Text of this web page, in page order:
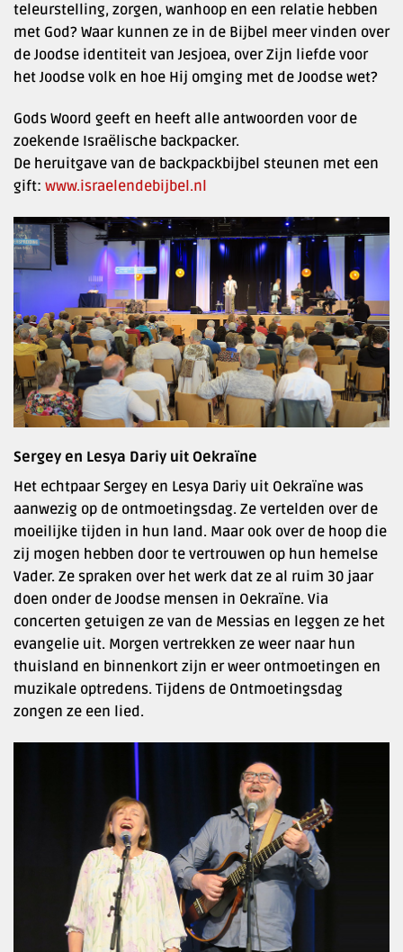
teleurstelling, zorgen, wanhoop en een relatie hebben
met God? Waar kunnen ze in de Bijbel meer vinden over
de Joodse identiteit van Jesjoea, over Zijn liefde voor
het Joodse volk en hoe Hij omging met de Joodse wet?
Gods Woord geeft en heeft alle antwoorden voor de
zoekende Israëlische backpacker.
De heruitgave van de backpackbijbel steunen met een
gift: www.israelendebijbel.nl
Sergey en Lesya Dariy uit Oekraïne
Het echtpaar Sergey en Lesya Dariy uit Oekraïne was
aanwezig op de ontmoetingsdag. Ze vertelden over de
moeilijke tijden in hun land. Maar ook over de hoop die
zij mogen hebben door te vertrouwen op hun hemelse
Vader. Ze spraken over het werk dat ze al ruim 30 jaar
doen onder de Joodse mensen in Oekraïne. Via
concerten getuigen ze van de Messias en leggen ze het
evangelie uit. Morgen vertrekken ze weer naar hun
thuisland en binnenkort zijn er weer ontmoetingen en
muzikale optredens. Tijdens de Ontmoetingsdag
zongen ze een lied.